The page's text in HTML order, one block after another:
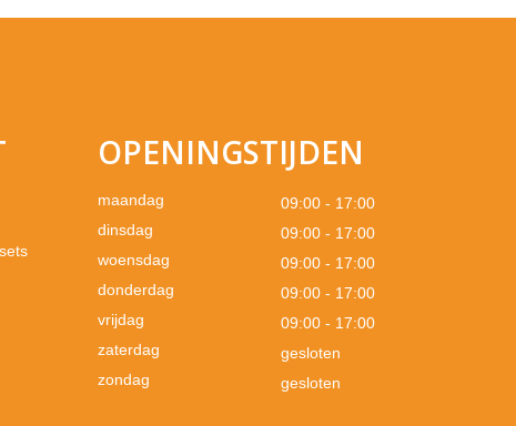
OPENINGSTIJDEN
maandag
09:00 - 17:00
dinsdag
09:00 - 17:00
woensdag
09:00 - 17:00
donderdag
09:00 - 17:00
vrijdag
09:00 - 17:00
zaterdag
gesloten
zondag
gesloten